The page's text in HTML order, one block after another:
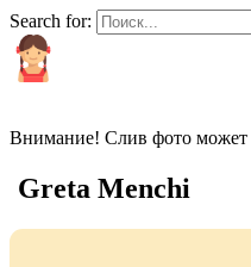
Search for:
Внимание! Слив фото может
Greta Menchi